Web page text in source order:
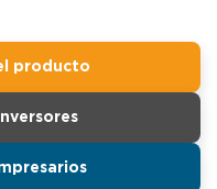
producto